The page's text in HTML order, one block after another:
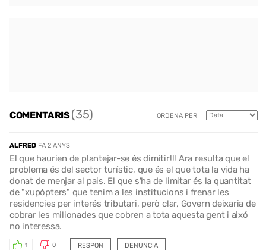
COMENTARIS(35) ORDENA PER
ALFRED FA 2 ANYS
El que haurien de plantejar-se és dimitir!!! Ara resulta que el
problema és del sector turístic, que és el que tota la vida ha
donat de menjar al pais. El que s'ha de limitar és la quantitat
de "xupópters" que tenim a les institucions i frenar les
residencies per interés tributari, però clar, Govern deixaria de
cobrar les milionades que cobren a tota aquesta gent i aixó
no interessa.
RESPON
1 0 DENUNCIA